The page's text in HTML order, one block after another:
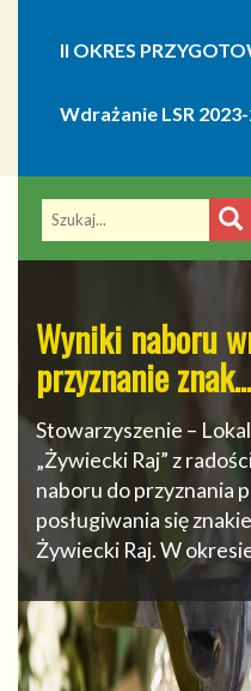
II OKRES
Wdrażanie LSR